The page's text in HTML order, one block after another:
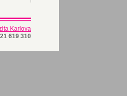
Karlova
619 310